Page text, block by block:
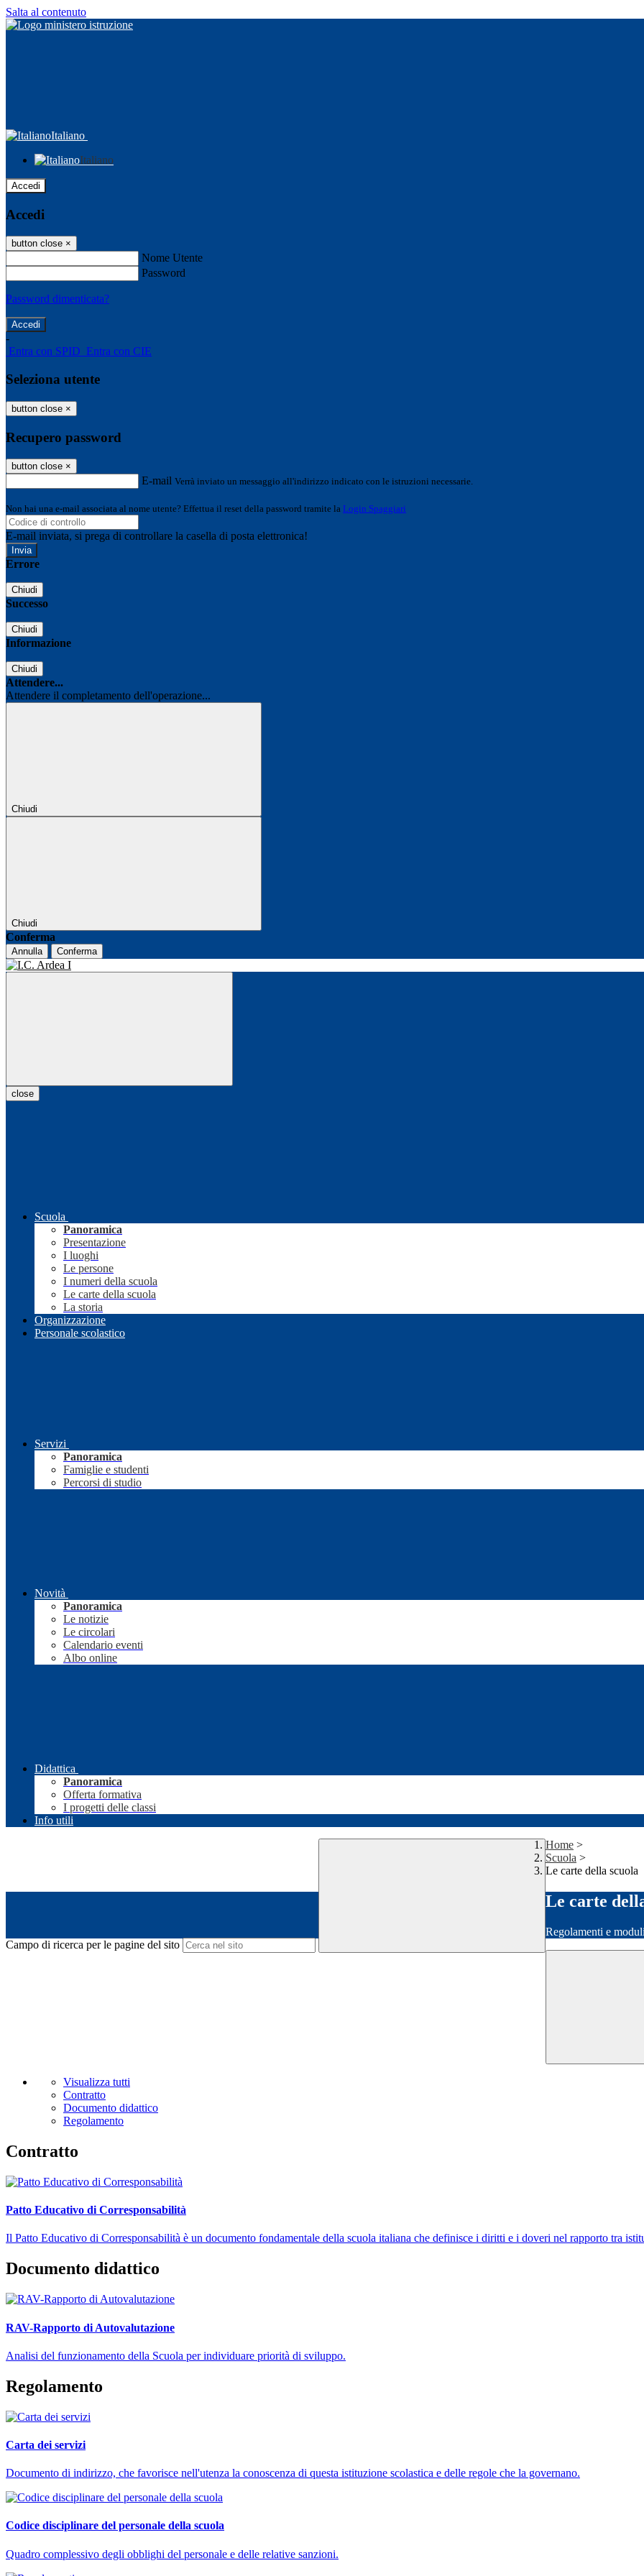
Salta al contenuto
Italiano
Italiano
Accedi
Accedi
button close ×
Nome Utente
Password
Password dimenticata?
-
Entra con SPID Entra con CIE
Seleziona utente
button close ×
Recupero password
button close ×
E-mail Verrà inviato un messaggio all'indirizzo indicato con le istruzioni necessarie.
Non hai una e-mail associata al nome utente? Effettua il reset della password tramite la Login Spaggiari
E-mail inviata, si prega di controllare la casella di posta elettronica!
Errore
Chiudi
Successo
Chiudi
Informazione
Chiudi
Attendere...
Attendere il completamento dell'operazione...
Chiudi
Chiudi
Conferma
Annulla Conferma
close
Scuola
Panoramica
Presentazione
I luoghi
Le persone
I numeri della scuola
Le carte della scuola
La storia
Organizzazione
Personale scolastico
Servizi
Panoramica
Famiglie e studenti
Percorsi di studio
Novità
Panoramica
Le notizie
Le circolari
Calendario eventi
Albo online
Didattica
Panoramica
Offerta formativa
I progetti delle classi
Info utili
Campo di ricerca per le pagine del sito
Home >
Scuola >
Le carte della scuola
Le carte
Regolamenti e
Visualizza tutti
Contratto
Documento didattico
Regolamento
Contratto
Patto Educativo di Corresponsabilità
Il Patto Educativo di Corresponsabilità è un documento fondamentale della scuola italiana che definisce i diritti e i doveri nel rapporto tra
Documento didattico
RAV-Rapporto di Autovalutazione
Analisi del funzionamento della Scuola per individuare priorità di sviluppo.
Regolamento
Carta dei servizi
Documento di indirizzo, che favorisce nell'utenza la conoscenza di questa istituzione scolastica e delle regole che la governano.
Codice disciplinare del personale della scuola
Quadro complessivo degli obblighi del personale e delle relative sanzioni.